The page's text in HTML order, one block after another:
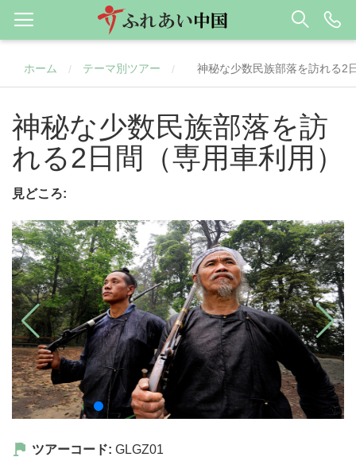
ホーム / テーマ別ツアー / 神秘な少数民族部落を訪れる2
神秘な少数民族部落を訪
れる2日間（専用車利用）
見どころ:
ツアーコード: GLGZ01